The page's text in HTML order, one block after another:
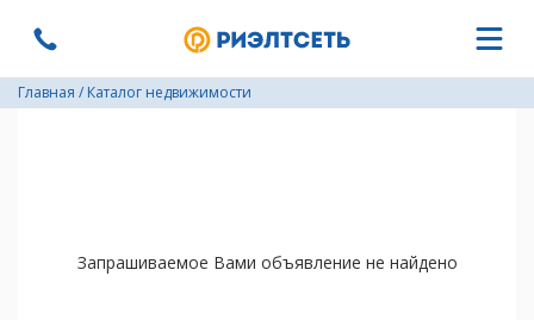
Главная / Каталог недвижимости
Запрашиваемое Вами объявление не найдено